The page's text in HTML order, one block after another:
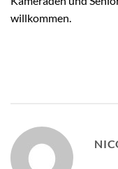
willkommen.